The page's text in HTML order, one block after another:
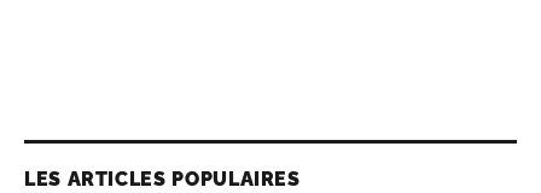
LES ARTICLES POPULAIRES